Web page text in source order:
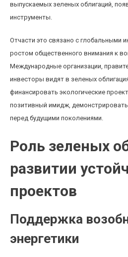
выпускаемых зеленых облигаций,
инструменты.
Отчасти это связано с глобальными
ростом общественного внимания к
Международные организации,
инвесторы видят в зеленых
финансировать экологические
позитивный имидж,
перед будущими поколениями.
Роль зеленых
развитии
проектов
Поддержка
энергетики